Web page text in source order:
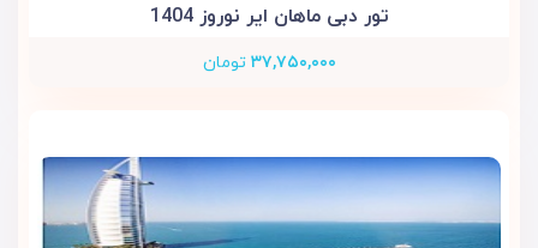
تور دبی ماهان ایر نوروز 1404
۳۷,۷۵۰,۰۰۰ تومان